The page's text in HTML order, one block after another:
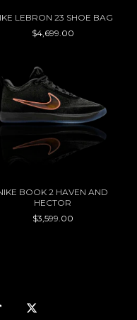
LEBRON 23 SHOE BAG
$4,699.00
BOOK 2 HAVEN AND
HECTOR
$3,599.00